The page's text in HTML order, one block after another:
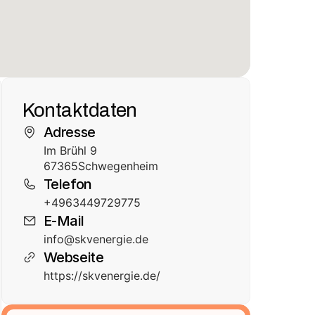
Kontaktdaten
Adresse
Im Brühl 9
67365Schwegenheim
Telefon
+4963449729775
E-Mail
info@skvenergie.de
Webseite
https://skvenergie.de/